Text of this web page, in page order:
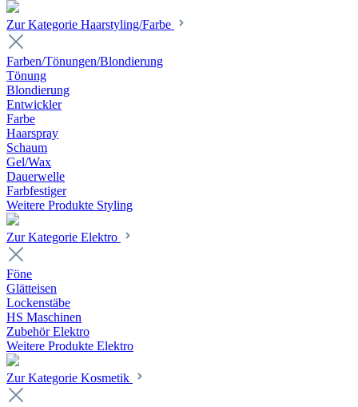
Zur Kategorie Haarstyling/Farbe
Farben/Tönungen/Blondierung
Tönung
Blondierung
Entwickler
Farbe
Haarspray
Schaum
Gel/Wax
Dauerwelle
Farbfestiger
Weitere Produkte Styling
Zur Kategorie Elektro
Föne
Glätteisen
Lockenstäbe
HS Maschinen
Zubehör Elektro
Weitere Produkte Elektro
Zur Kategorie Kosmetik